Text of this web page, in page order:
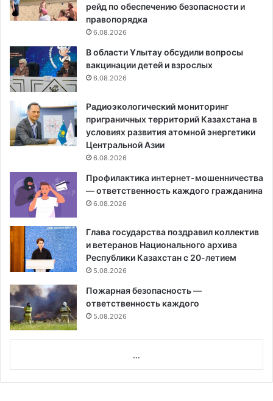
рейд по обеспечению безопасности и
правопорядка
6.08.2026
В области Ұлытау обсудили вопросы
вакцинации детей и взрослых
6.08.2026
Радиоэкологический мониторинг
приграничных территорий Казахстана в
условиях развития атомной энергетики
Центральной Азии
6.08.2026
Профилактика интернет-мошенничества
— ответственность каждого гражданина
6.08.2026
Глава государства поздравил коллектив
и ветеранов Национального архива
Республики Казахстан с 20-летием
5.08.2026
Пожарная безопасность —
ответственность каждого
5.08.2026
...